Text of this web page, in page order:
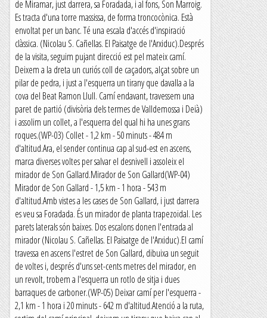
de Miramar, just darrera, sa Foradada, i al fons, Son Marroig.
Es tracta d'una torre massissa, de forma troncocònica. Està
envoltat per un banc. Té una escala d'accés d'inspiració
clàssica. (Nicolau S. Cañellas. El Paisatge de l'Arxiduc).Després
de la visita, seguim pujant direcció est pel mateix camí.
Deixem a la dreta un curiós coll de caçadors, alçat sobre un
pilar de pedra, i just a l'esquerra un tirany que davalla a la
cova del Beat Ramon Llull. Camí endavant, travessem una
paret de partió (divisòria dels termes de Valldemossa i Deià)
i assolim un collet, a l'esquerra del qual hi ha unes grans
roques.(WP-03) Collet - 1,2 km - 50 minuts - 484 m
d'altitud.Ara, el sender continua cap al sud-est en ascens,
marca diverses voltes per salvar el desnivell i assoleix el
mirador de Son Gallard.Mirador de Son Gallard(WP-04)
Mirador de Son Gallard - 1,5 km - 1 hora - 543 m
d'altitud.Amb vistes a les cases de Son Gallard, i just darrera
es veu sa Foradada. És un mirador de planta trapezoïdal. Les
parets laterals són baixes. Dos escalons donen l'entrada al
mirador (Nicolau S. Cañellas. El Paisatge de l'Arxiduc).El camí
travessa en ascens l'estret de Son Gallard, dibuixa un seguit
de voltes i, després d'uns set-cents metres del mirador, en
un revolt, trobem a l'esquerra un rotlo de sitja i dues
barraques de carboner.(WP-05) Deixar camí per l'esquerra -
2,1 km - 1 hora i 20 minuts - 642 m d'altitud.Atenció a la ruta,